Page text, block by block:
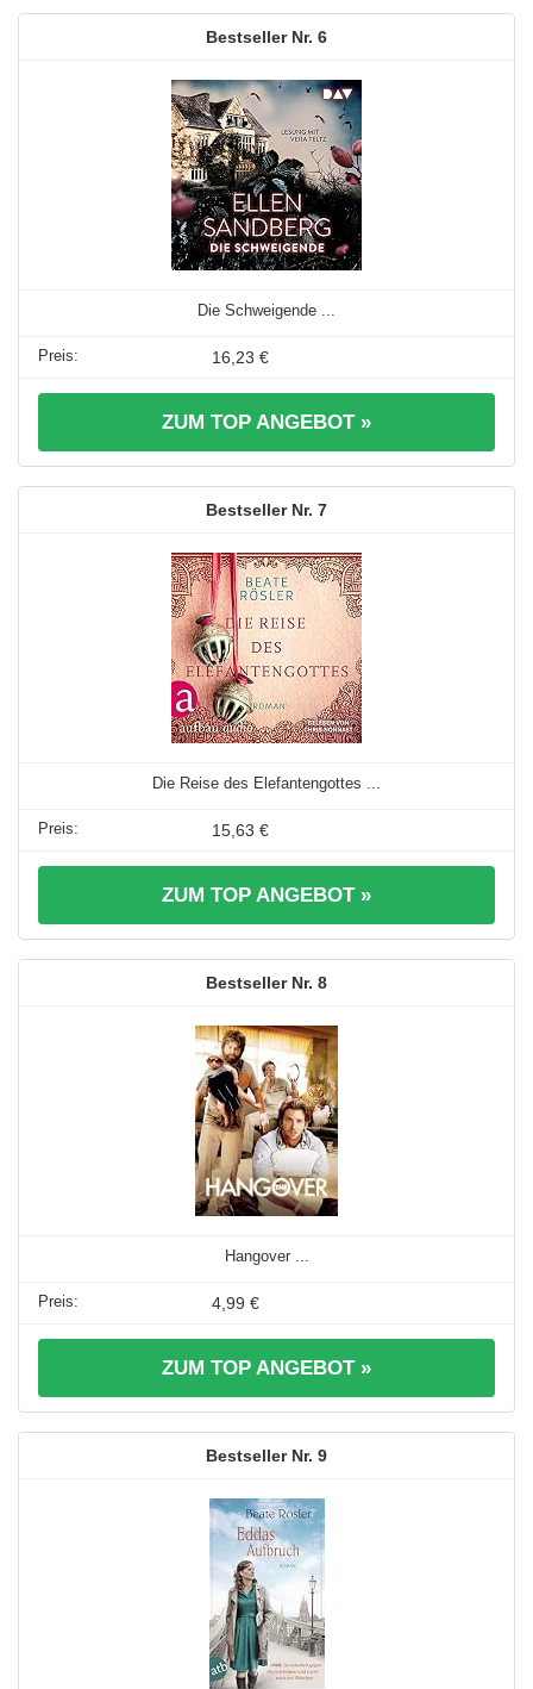
6
Die Schweigende ...
16,23 €
ZUM TOP ANGEBOT »
7
Die Reise des Elefantengottes ...
15,63 €
ZUM TOP ANGEBOT »
8
Hangover ...
4,99 €
ZUM TOP ANGEBOT »
9